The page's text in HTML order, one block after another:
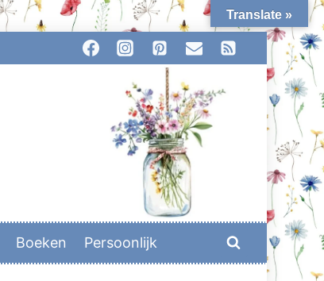
Boeken Persoonlijk
Translate »